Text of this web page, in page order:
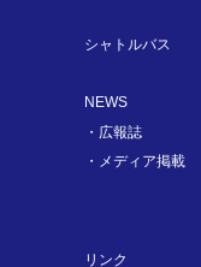
シャトルバス
NEWS
広報誌
メディア掲載
リンク